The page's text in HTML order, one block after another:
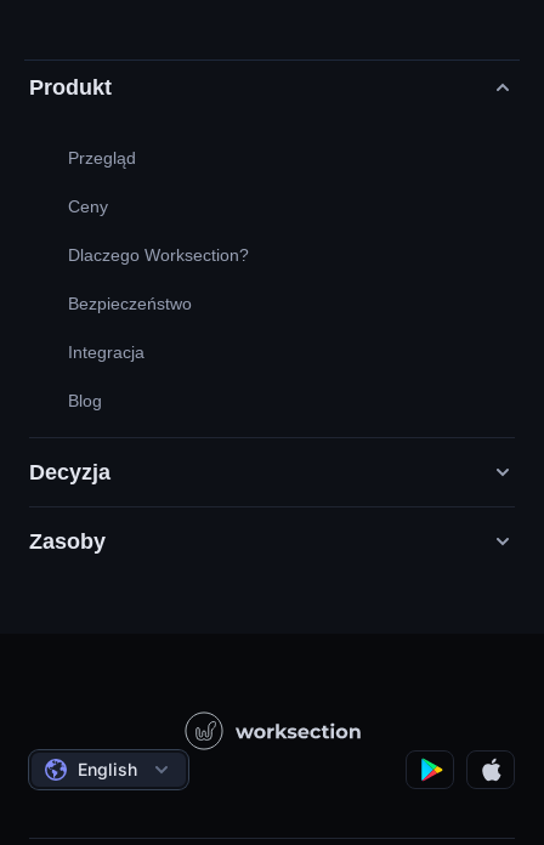
Produkt
Przegląd
Ceny
Dlaczego Worksection?
Bezpieczeństwo
Integracja
Blog
Decyzja
Agencje Digital Marketingu
Projekty Państwowe / Społeczne
Zarządzanie Projektami
Praca na Godziny
Zasoby
Samouczki wideo
Oferty
English